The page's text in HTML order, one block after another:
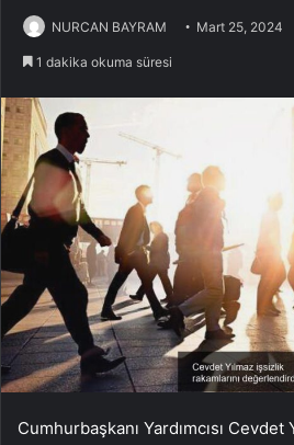
NURCAN BAYRAM Mart 25, 2024
1 dakika okuma süresi
Cumhurbaşkanı Yardımcısı Cevdet